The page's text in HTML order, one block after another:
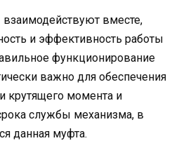
вместе,
и эффективность работы
функционирование
важно для обеспечения
крутящего момента и
службы механизма, в
данная муфта.